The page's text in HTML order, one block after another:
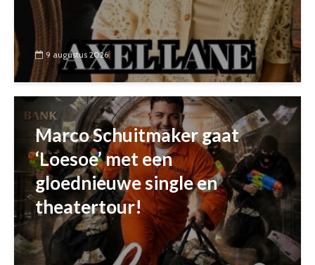
9 augustus 2026
Marco Schuitmaker gaat
‘Loesoe’ met een
gloednieuwe single en
theatertour!